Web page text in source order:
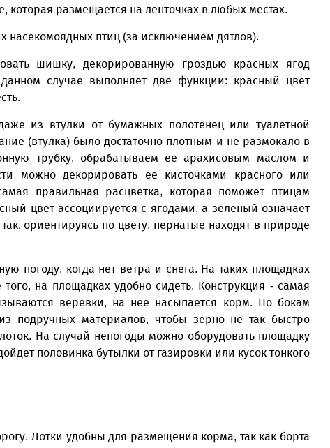
которая размещается на ленточках в любых местах.
насекомоядных птиц (за исключением дятлов).
шишку, декорированную гроздью красных ягод
случае выполняет две функции: красный цвет
из втулки от бумажных полотенец или туалетной
(втулка) было достаточно плотным и не размокало в
трубку, обрабатываем ее арахисовым маслом и
можно декорировать ее кисточками красного или
правильная расцветка, которая поможет птицам
цвет ассоциируется с ягодами, а зеленый означает
ориентируясь по цвету, пернатые находят в природе
погоду, когда нет ветра и снега. На таких площадках
на площадках удобно сидеть. Конструкция - самая
веревки, на нее насыпается корм. По бокам
подручных материалов, чтобы зерно не так быстро
На случай непогоды можно оборудовать площадку
половинка бутылки от газировки или кусок тонкого
Лотки удобны для размещения корма, так как борта